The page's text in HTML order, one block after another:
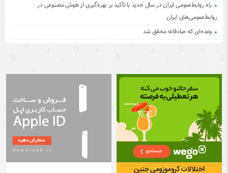
راه روابط‌عمومی ایران در سال جدید با تأکید بر بهره‌گیری از هوش مصنوعی در
روابط‌عمومی‌های ایران
وعده‌ای که صادقانه محقق شد